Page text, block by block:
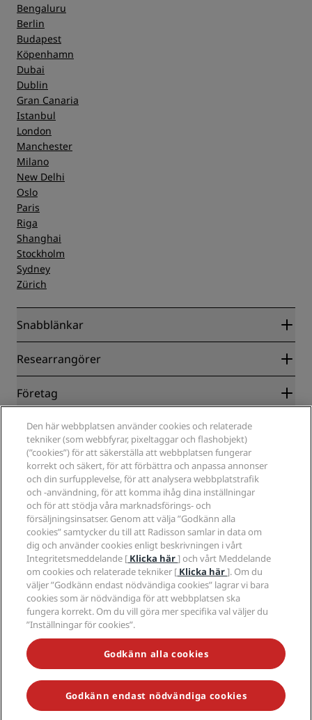
Bengaluru
Berlin
Budapest
Köpenhamn
Dubai
Dublin
Gran Canaria
Istanbul
London
Manchester
Milano
New Delhi
Oslo
Paris
Riga
Shanghai
Stockholm
Sydney
Zürich
Snabblänkar
Radisson Rewards
Blog
Destinationer
Radisson Hotels APP
Hotell godkända för sporter
Familjevänliga hotell
Hälsa och säkerhet
Researrangörer
Samarbetspartners
Resebyråer
Företag
Radisson Hotel Group
Media
Jobberbjudanden RHG
Jobberbjudanden PPHE
Lediga jobb EHL
The Club by RHG
Utvecklingsmöjligheter
Ansvarsfullt företagande
Anskaffning
Juridiskt
Integritetscenter
Juridiskt meddelande
Radisson Rewards villkor
Webbplatsanvändningsavtal
Digital tillgänglighet
Uttalande om modernt slaveri
Hjälp
Meddelanden till konsumenter
Kontakt
Frågor och svar
Sidkarta
Sociala medier
Radisson Hotels varumärken
MISSA INTE VÅRA MEST POPULÄRA ERBJUDANDEN
© 2026 Radisson Hotel Group.Med ensamrätt. RHG Radisson Hotel
Group, Radisson, Radisson RED, Radisson Blu, Radisson Collection,
Den här webbplatsen använder cookies och relaterade
tekniker (som webbfyrar, pixeltaggar och flashobjekt)
(”cookies”) för att säkerställa att webbplatsen fungerar
korrekt och säkert, för att förbättra och anpassa annonser
och din surfupplevelse, för att analysera webbplatstrafik
och -användning, för att komma ihåg dina inställningar
och för att stödja våra marknadsförings- och
försäljningsinsatser. Genom att välja ”Godkänn alla
cookies” samtycker du till att Radisson samlar in data om
dig och använder cookies enligt beskrivningen i vårt
Integritetsmeddelande [ Klicka här] och vårt Meddelande
om cookies och relaterade tekniker [ Klicka här]. Om du
väljer ”Godkänn endast nödvändiga cookies” lagrar vi bara
cookies som är nödvändiga för att webbplatsen ska
fungera korrekt. Om du vill göra mer specifika val väljer du
”Inställningar för cookies”.
Godkänn alla cookies
Godkänn endast nödvändiga cookies